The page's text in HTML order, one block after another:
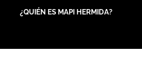
¿QUIÉN ES MAPI HERMIDA?